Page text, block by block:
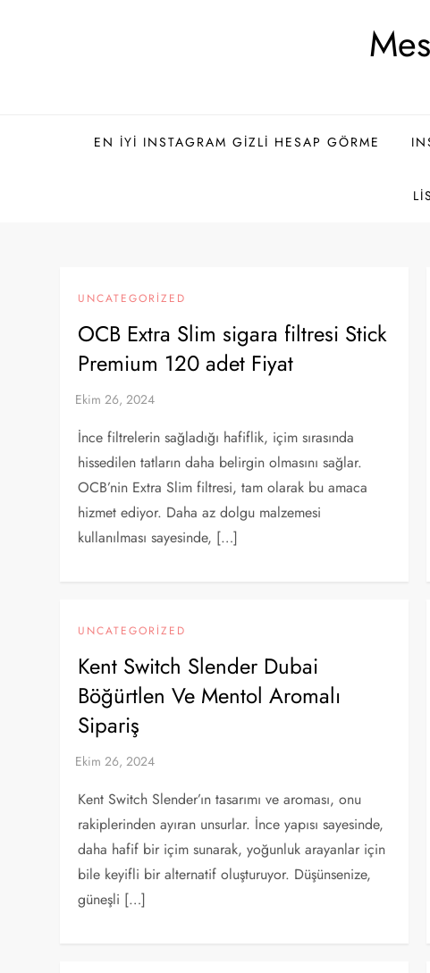
EN İYI INSTAGRAM GIZLI HESAP GÖRME
UNCATEGORIZED
OCB Extra Slim sigara filtresi Stick
Premium 120 adet Fiyat
İnce filtrelerin sağladığı hafiflik, içim sırasında
hissedilen tatların daha belirgin olmasını sağlar.
OCB’nin Extra Slim filtresi, tam olarak bu amaca
hizmet ediyor. Daha az dolgu malzemesi
kullanılması sayesinde, […]
UNCATEGORIZED
Kent Switch Slender Dubai
Böğürtlen Ve Mentol Aromalı
Sipariş
Kent Switch Slender’ın tasarımı ve aroması, onu
rakiplerinden ayıran unsurlar. İnce yapısı sayesinde,
daha hafif bir içim sunarak, yoğunluk arayanlar için
bile keyifli bir alternatif oluşturuyor. Düşünsenize,
güneşli […]